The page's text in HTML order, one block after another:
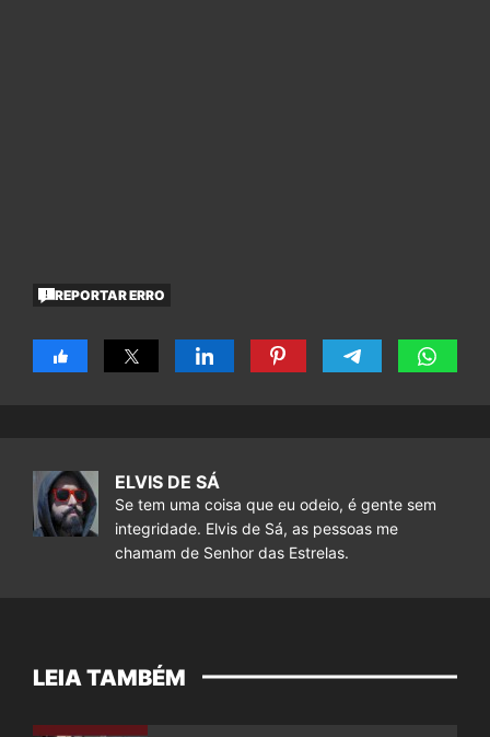
REPORTAR ERRO
ELVIS DE SÁ
Se tem uma coisa que eu odeio, é gente sem
integridade. Elvis de Sá, as pessoas me
chamam de Senhor das Estrelas.
LEIA TAMBÉM